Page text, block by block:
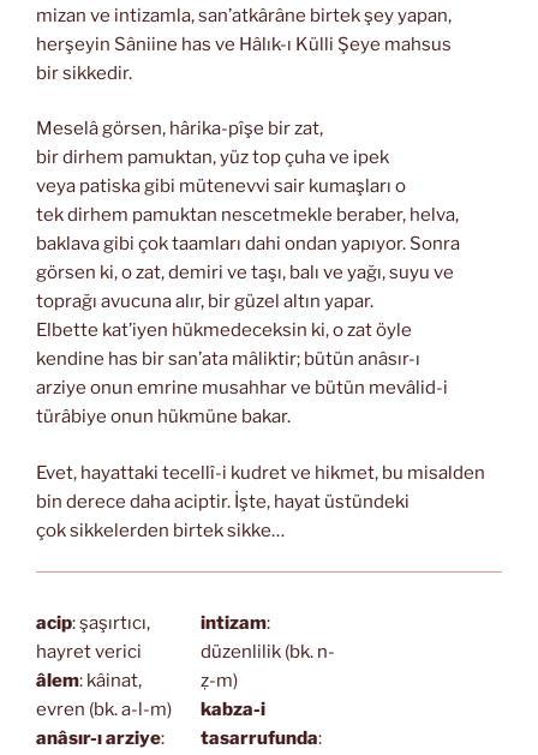
mizan ve intizamla, san’atkârâne birtek şey yapan,
herşeyin Sâniine has ve Hâlık-ı Külli Şeye mahsus
bir sikkedir.
Meselâ görsen, hârika-pîşe bir zat,
bir dirhem pamuktan, yüz top çuha ve ipek
veya patiska gibi mütenevvi sair kumaşları o
tek dirhem pamuktan nescetmekle beraber, helva,
baklava gibi çok taamları dahi ondan yapıyor. Sonra
görsen ki, o zat, demiri ve taşı, balı ve yağı, suyu ve
toprağı avucuna alır, bir güzel altın yapar.
Elbette kat’iyen hükmedeceksin ki, o zat öyle
kendine has bir san’ata mâliktir; bütün anâsır-ı
arziye onun emrine musahhar ve bütün mevâlid-i
türâbiye onun hükmüne bakar.
Evet, hayattaki tecellî-i kudret ve hikmet, bu misalden
bin derece daha aciptir. İşte, hayat üstündeki
çok sikkelerden birtek sikke…
acip: şaşırtıcı,
hayret verici
âlem: kâinat,
evren (bk. a-l-m)
anâsır-ı arziye:
intizam:
düzenlilik (bk. n-
ẓ-m)
kabza-i
tasarrufunda: